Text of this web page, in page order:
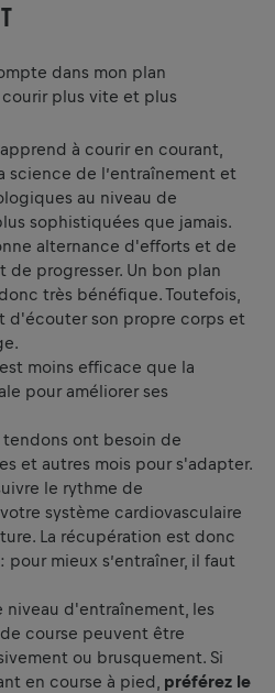
dans mon plan
plus vite et plus
à courir en courant,
science de l’entraînement et
au niveau de
sophistiquées que jamais.
alternance d'efforts et de
de progresser. Un bon plan
très bénéfique. Toutefois,
d'écouter son propre corps et
moins efficace que la
pour améliorer ses
tendons ont besoin de
et autres mois pour s'adapter.
le rythme de
système cardiovasculaire
La récupération est donc
mieux s’entraîner, il faut
niveau d'entraînement, les
course peuvent être
ou brusquement. Si
en course à pied, préférez le